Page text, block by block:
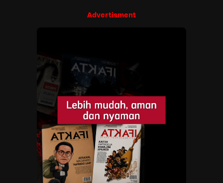
Advertisment